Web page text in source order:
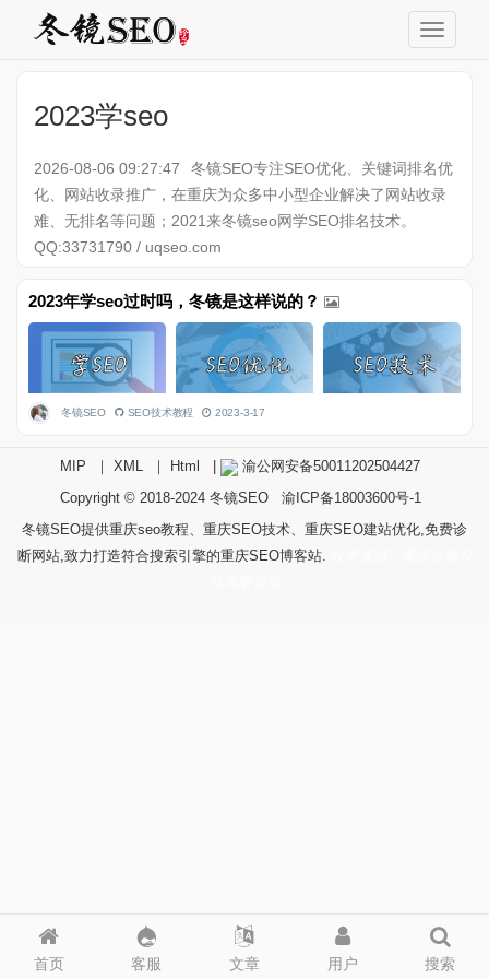
2023学seo
2026-08-06 09:27:47
冬镜SEO专注SEO优化、关键词排名优
化、网站收录推广，在重庆为众多中小型企业解决了网站收录
难、无排名等问题；2021来冬镜seo网学SEO排名技术。
QQ:33731790 / uqseo.com
2023年学seo过时吗，冬镜是这样说的？
冬镜SEO SEO技术教程 2023-3-17
首页 客服 文章 用户 搜索
MIP ｜ XML ｜ Html
渝公网安备50011202504427
Copyright © 2018-2024 冬镜SEO
渝ICP备18003600号-1
冬镜SEO提供重庆seo教程、重庆SEO技术、重庆SEO建站优化,免费诊
断网站,致力打造符合搜索引擎的重庆SEO博客站.